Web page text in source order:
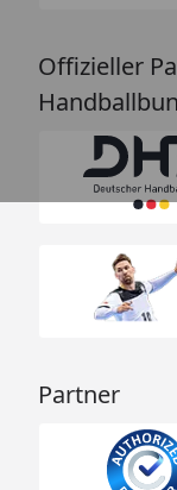
Offizieller
Partner